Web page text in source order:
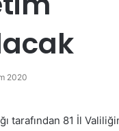
2020
tarafından 81 İl